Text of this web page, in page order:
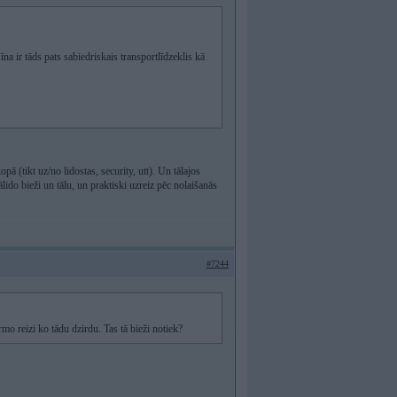
ir tāds pats sabiedriskais transportlīdzeklis kā
(tikt uz/no lidostas, security, utt). Un tālajos
bieži un tālu, un praktiski uzreiz pēc nolaišanās
#7244
reizi ko tādu dzirdu. Tas tā bieži notiek?